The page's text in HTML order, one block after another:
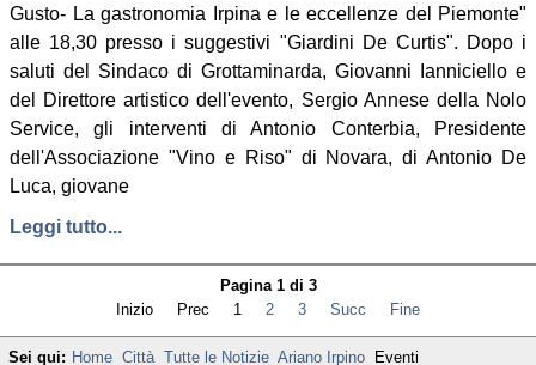
Gusto- La gastronomia Irpina e le eccellenze del Piemonte"
alle 18,30 presso i suggestivi "Giardini De Curtis". Dopo i
saluti del Sindaco di Grottaminarda, Giovanni Ianniciello e
del Direttore artistico dell'evento, Sergio Annese della Nolo
Service, gli interventi di Antonio Conterbia, Presidente
dell'Associazione "Vino e Riso" di Novara, di Antonio De
Luca, giovane
Leggi tutto...
Pagina 1 di 3
Inizio
Prec 1 2 3 Succ Fine
Sei qui: Home Città Tutte le Notizie Ariano Irpino Eventi